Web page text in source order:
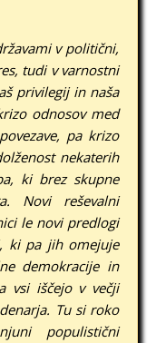
v politični,
tudi v varnostni
privilegij in naša
odnosov med
pa krizo
nekaterih
ki brez skupne
Novi reševalni
le novi predlogi
ki pa jih omejuje
demokracije in
vsi iščejo v večji
Tu si roko
populistični